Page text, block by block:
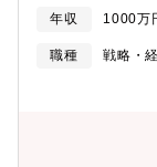
り、客観的な立
す際に必要とな
たチームの構築
課題解決を実現
の取組み・新た
には経験者採用
ティング未経験
ルに、アクセン
ンを創出してい
のポジションに
す。皆様のご希
年収 1000万
職種
戦略・